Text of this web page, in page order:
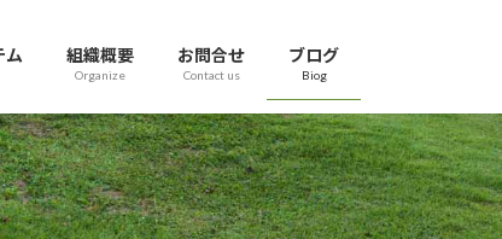
ム 組織概要
Organize
お問合せ
Contact us
ブログ
Biog